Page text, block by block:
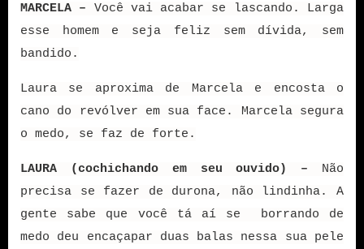
MARCELA – Você vai acabar se lascando. Larga
esse homem e seja feliz sem dívida, sem
bandido.
Laura se aproxima de Marcela e encosta o
cano do revólver em sua face. Marcela segura
o medo, se faz de forte.
LAURA (cochichando em seu ouvido) – Não
precisa se fazer de durona, não lindinha. A
gente sabe que você tá aí se borrando de
medo deu encaçapar duas balas nessa sua pele